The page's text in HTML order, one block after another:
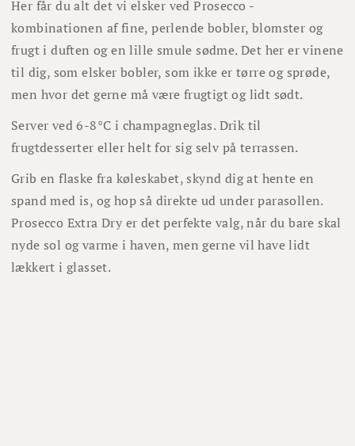
Her får du alt det vi elsker ved Prosecco -
kombinationen af fine, perlende bobler, blomster og
frugt i duften og en lille smule sødme. Det her er vinene
til dig, som elsker bobler, som ikke er tørre og sprøde,
men hvor det gerne må være frugtigt og lidt sødt.
Server ved 6-8°C i champagneglas. Drik til
frugtdesserter eller helt for sig selv på terrassen.
Grib en flaske fra køleskabet, skynd dig at hente en
spand med is, og hop så direkte ud under parasollen.
Prosecco Extra Dry er det perfekte valg, når du bare skal
nyde sol og varme i haven, men gerne vil have lidt
lækkert i glasset.